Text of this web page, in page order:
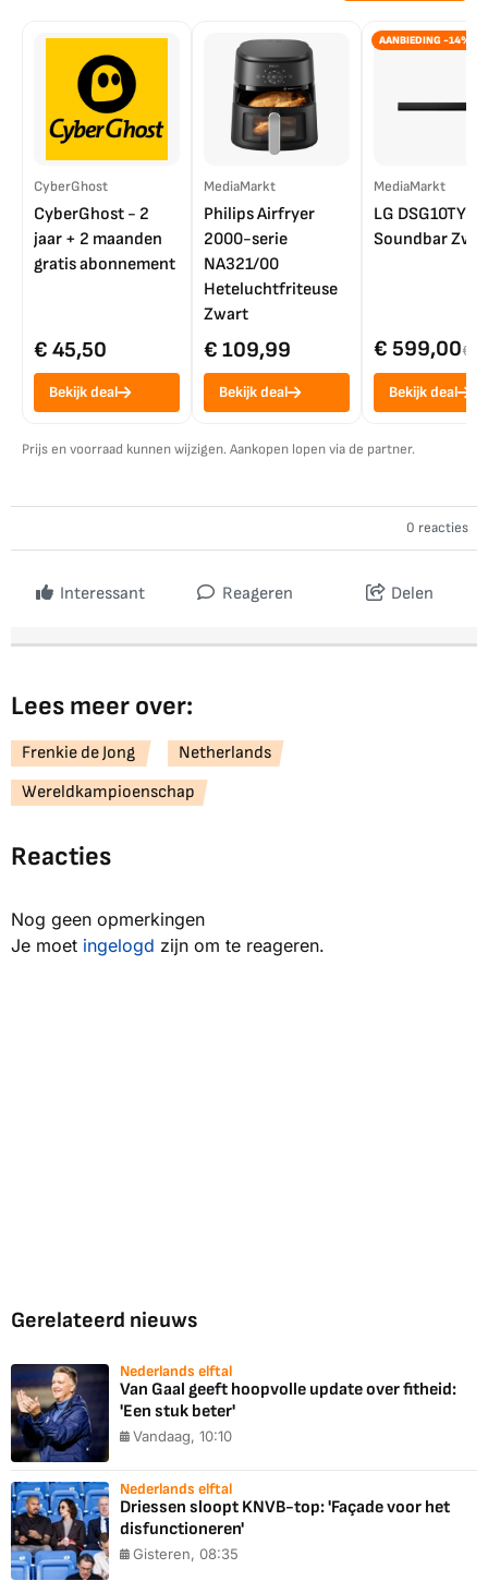
CyberGhost
CyberGhost - 2
jaar + 2 maanden
gratis abonnement
€ 45,50
Bekijk deal
MediaMarkt
Philips Airfryer
2000-serie
NA321/00
Heteluchtfriteuse
Zwart
€ 109,99
Bekijk deal
AANBIEDING -14%
MediaMarkt
LG DSG10TY
Soundbar
€ 599,00€
Bekijk deal
Prijs en voorraad kunnen wijzigen. Aankopen lopen via de partner.
0 reacties
Interessant Reageren Delen
Lees meer over:
Frenkie de Jong
Netherlands
Wereldkampioenschap
Reacties
Nog geen opmerkingen
Je moet ingelogd zijn om te reageren.
Gerelateerd nieuws
Nederlands elftal
Van Gaal geeft hoopvolle update over fitheid:
'Een stuk beter'
Vandaag, 10:10
Nederlands elftal
Driessen sloopt KNVB-top: 'Façade voor het
disfunctioneren'
Gisteren, 08:35